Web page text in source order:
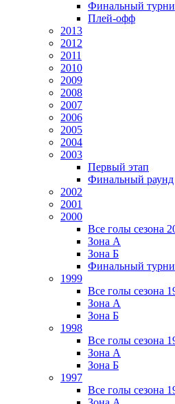
Финальный
Плей-офф
2013
2012
2011
2010
2009
2008
2007
2006
2005
2004
2003
Первый этап
Финальный раунд
2002
2001
2000
Все голы сезона
Зона А
Зона Б
Финальный
1999
Все голы сезона
Зона А
Зона Б
1998
Все голы сезона
Зона А
Зона Б
1997
Все голы сезона